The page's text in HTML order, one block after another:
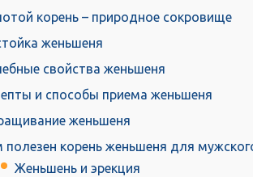
корень – природное сокровище
женьшеня
свойства женьшеня
и способы приема женьшеня
женьшеня
полезен корень женьшеня для
Женьшень и эрекция